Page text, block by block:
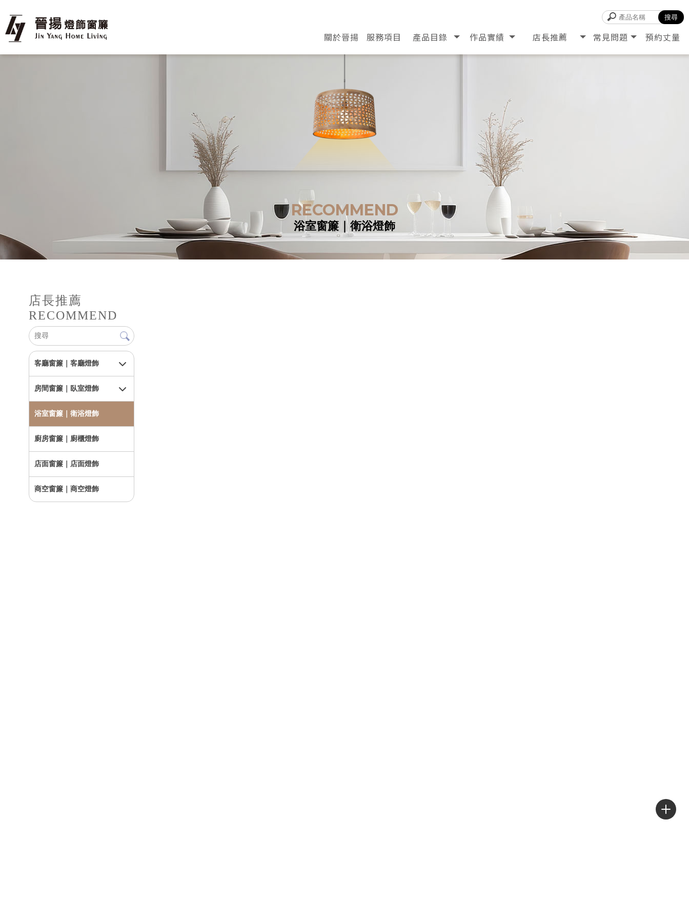
關於晉揚
ABOUT
服務項目
SERVICE
產品目錄
PRODUCT
作品實績
PROJECT
店長推薦
RECOMMEND
常見問題
Q&A
預約丈量
RESERVE
浴室窗簾｜衛浴燈飾
店長推薦
RECOMMEND
客廳窗簾｜客廳燈飾
房間窗簾｜臥室燈飾
浴室窗簾｜衛浴燈飾
廚房窗簾｜廚櫃燈飾
店面窗簾｜店面燈飾
商空窗簾｜商空燈飾